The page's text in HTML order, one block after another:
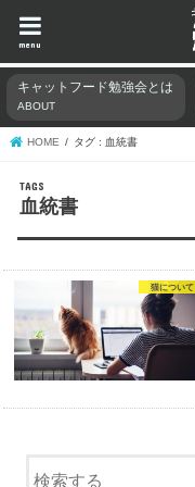
menu
キャットフード勉強会とは
ABOUT
HOME タグ : 血統書
血統書
猫について